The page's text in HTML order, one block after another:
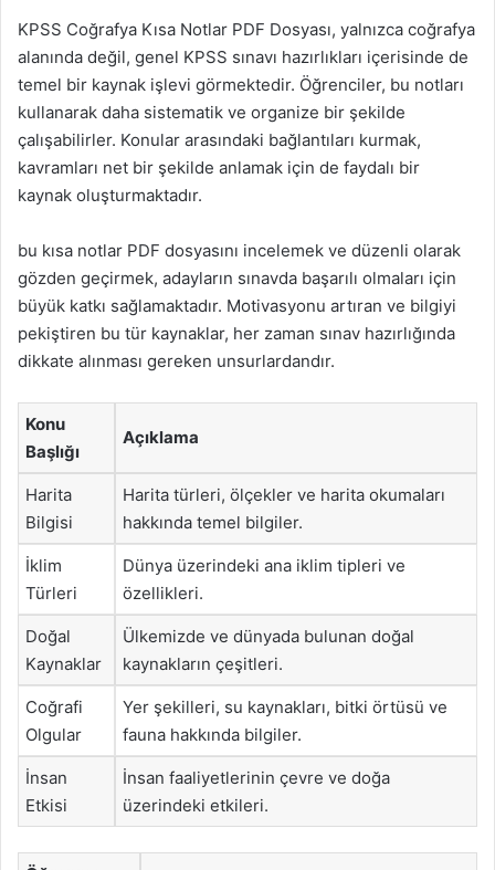
KPSS Coğrafya Kısa Notlar PDF Dosyası, yalnızca coğrafya
alanında değil, genel KPSS sınavı hazırlıkları içerisinde de
temel bir kaynak işlevi görmektedir. Öğrenciler, bu notları
kullanarak daha sistematik ve organize bir şekilde
çalışabilirler. Konular arasındaki bağlantıları kurmak,
kavramları net bir şekilde anlamak için de faydalı bir
kaynak oluşturmaktadır.
bu kısa notlar PDF dosyasını incelemek ve düzenli olarak
gözden geçirmek, adayların sınavda başarılı olmaları için
büyük katkı sağlamaktadır. Motivasyonu artıran ve bilgiyi
pekiştiren bu tür kaynaklar, her zaman sınav hazırlığında
dikkate alınması gereken unsurlardandır.
Konu
Başlığı
Açıklama
Harita
Bilgisi
Harita türleri, ölçekler ve harita okumaları
hakkında temel bilgiler.
İklim
Türleri
Dünya üzerindeki ana iklim tipleri ve
özellikleri.
Doğal
Kaynaklar
Ülkemizde ve dünyada bulunan doğal
kaynakların çeşitleri.
Coğrafi
Olgular
Yer şekilleri, su kaynakları, bitki örtüsü ve
fauna hakkında bilgiler.
İnsan
Etkisi
İnsan faaliyetlerinin çevre ve doğa
üzerindeki etkileri.